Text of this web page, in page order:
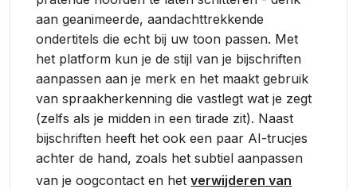
aan geanimeerde, aandachttrekkende
ondertitels die echt bij uw toon passen. Met
het platform kun je de stijl van je bijschriften
aanpassen aan je merk en het maakt gebruik
van spraakherkenning die vastlegt wat je zegt
(zelfs als je midden in een tirade zit). Naast
bijschriften heeft het ook een paar AI-trucjes
achter de hand, zoals het subtiel aanpassen
van je oogcontact en hetverwijderen van